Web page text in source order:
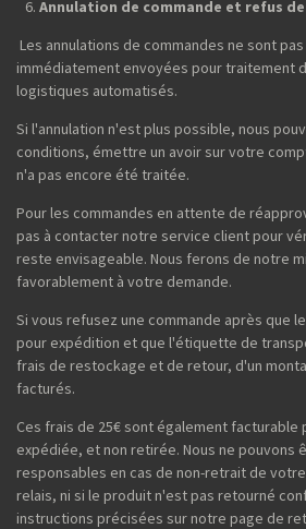
Annulation de commande et refus
Les annulations de commandes ne sont
immédiatement envoyées pour traitement
logistiques automatisés.
Si l'annulation n'est plus possible, nous
conditions, émettre un avoir sur votre
n'a pas encore été traitée.
Pour les commandes en attente de
pas à contacter notre service client pour
reste envisageable. Nous ferons de notre
favorablement à votre demande.
Si vous refusez une commande après que
pour expédition et que l'étiquette de
frais de restockage et de retour, d'un
facturés.
Ces frais de 25€ sont également facturable
expédiée, et non retirée. Nous ne pouvons
responsables en cas de non-retrait de
relais, ni si le produit n'est pas retourné
instructions précisées sur notre page de